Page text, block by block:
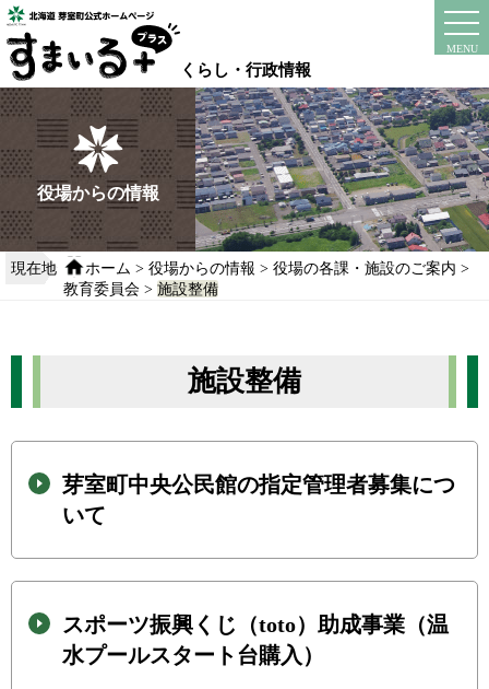
本
文
へ
移
動
る
くらし・行政情報
MENU
instagram
役場からの情報
現在地 ホーム >役場からの情報 >役場の各課・施設のご案内 >
教育委員会 >施設整備
施設整備
芽室町中央公民館の指定管理者募集につ
いて
スポーツ振興くじ（toto）助成事業（温
水プールスタート台購入）